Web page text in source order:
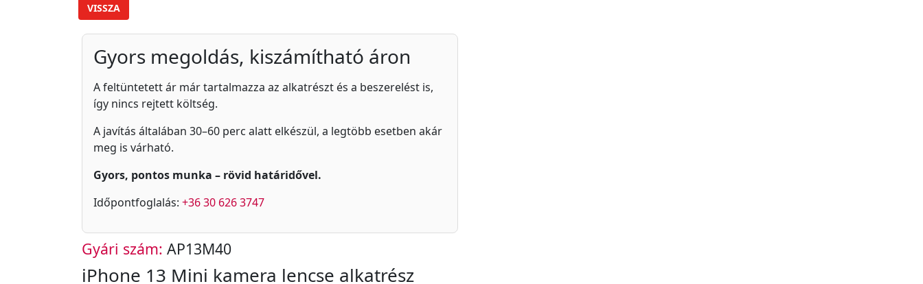
VISSZA
Gyors megoldás, kiszámítható áron
A feltüntetett ár már tartalmazza az alkatrészt és a beszerelést is,
így nincs rejtett költség.
A javítás általában 30–60 perc alatt elkészül, a legtöbb esetben akár
meg is várható.
Gyors, pontos munka – rövid határidővel.
Időpontfoglalás: +36 30 626 3747
Gyári szám: AP13M40
iPhone 13 Mini kamera lencse alkatrész